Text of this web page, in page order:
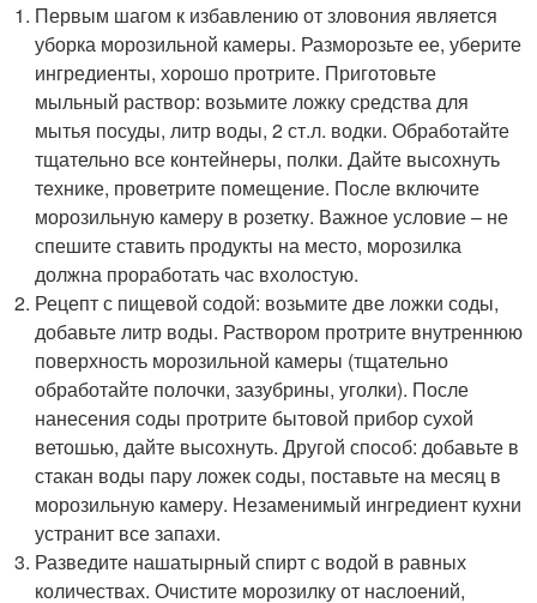
Первым шагом к избавлению от зловония является
уборка морозильной камеры. Разморозьте ее, уберите
ингредиенты, хорошо протрите. Приготовьте
мыльный раствор: возьмите ложку средства для
мытья посуды, литр воды, 2 ст.л. водки. Обработайте
тщательно все контейнеры, полки. Дайте высохнуть
технике, проветрите помещение. После включите
морозильную камеру в розетку. Важное условие – не
спешите ставить продукты на место, морозилка
должна проработать час вхолостую.
Рецепт с пищевой содой: возьмите две ложки соды,
добавьте литр воды. Раствором протрите внутреннюю
поверхность морозильной камеры (тщательно
обработайте полочки, зазубрины, уголки). После
нанесения соды протрите бытовой прибор сухой
ветошью, дайте высохнуть. Другой способ: добавьте в
стакан воды пару ложек соды, поставьте на месяц в
морозильную камеру. Незаменимый ингредиент кухни
устранит все запахи.
Разведите нашатырный спирт с водой в равных
количествах. Очистите морозилку от наслоений,